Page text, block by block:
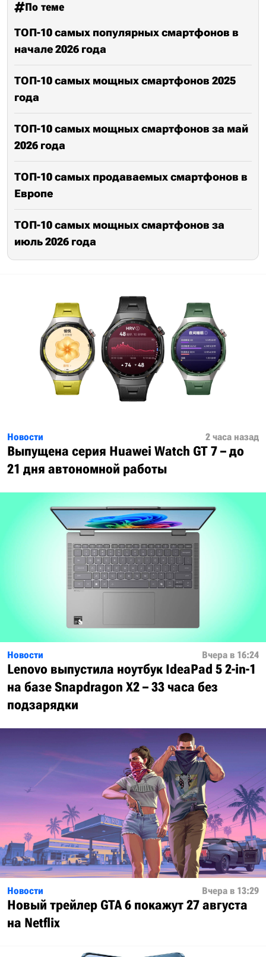
По теме
ТОП-10 самых популярных смартфонов в
начале 2026 года
ТОП-10 самых мощных смартфонов 2025
года
ТОП-10 самых мощных смартфонов за май
2026 года
ТОП-10 самых продаваемых смартфонов в
Европе
ТОП-10 самых мощных смартфонов за
июль 2026 года
Новости 2 часа назад
Выпущена серия Huawei Watch GT 7 – до
21 дня автономной работы
Новости Вчера в 16:24
Lenovo выпустила ноутбук IdeaPad 5 2-in-1
на базе Snapdragon X2 – 33 часа без
подзарядки
Новости Вчера в 13:29
Новый трейлер GTA 6 покажут 27 августа
на Netflix